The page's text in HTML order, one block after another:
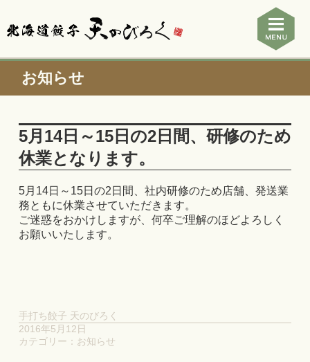
お知らせ
5月14日～15日の2日間、研修のため
休業となります。
5月14日～15日の2日間、社内研修のため店舗、発送業
務ともに休業させていただきます。
ご迷惑をおかけしますが、何卒ご理解のほどよろしく
お願いいたします。
手打ち餃子 天のびろく
2016年5月12日
カテゴリー： お知らせ